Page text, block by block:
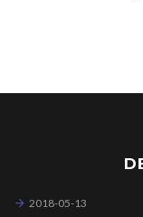
2018-05-13